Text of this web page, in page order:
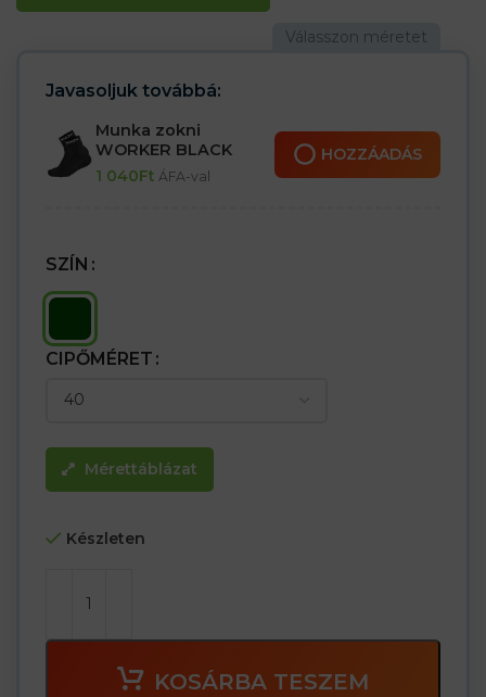
Jellemzők:
– Tartósan hegesztett
– Térdben megerősített
– Elasztikus, széles gumi nadrágtartó
– Szíj beállítási lehetőség
– Tartós varratok mindkét oldalon hegesztett
Javasoljuk továbbá:
Munka zokni
WORKER BLACK
1 040Ft ÁFA-val
HOZZÁADÁS
SZÍN
CIPŐMÉRET
Mérettáblázat
Készleten
KOSÁRBA TESZEM